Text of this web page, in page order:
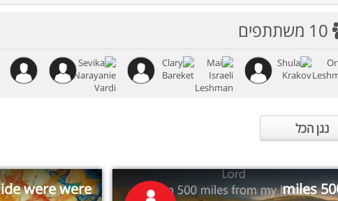
10 משתתפים
נגן הכל
500
ide were were